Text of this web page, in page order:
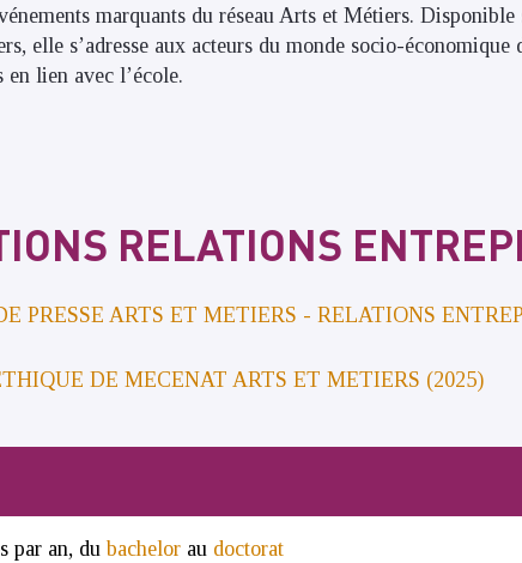
marquants du réseau Arts et Métiers. Disponible
elle s’adresse aux acteurs du monde socio-économique
lien avec l’école.
RELATIONS
PRESSE ARTS ET METIERS - RELATIONS
DE MECENAT ARTS ET METIERS (2025)
par an, du bachelor au doctorat